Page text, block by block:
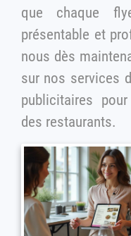
que chaque
présentable et professionnel. Contactez-
nous dès
sur nos services de production de flyers
publicitaires pour les
des restaurants.